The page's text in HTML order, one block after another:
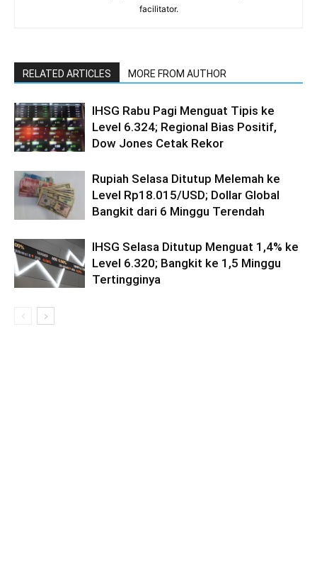
facilitator.
RELATED ARTICLES MORE FROM AUTHOR
IHSG Rabu Pagi Menguat Tipis ke
Level 6.324; Regional Bias Positif,
Dow Jones Cetak Rekor
Rupiah Selasa Ditutup Melemah ke
Level Rp18.015/USD; Dollar Global
Bangkit dari 6 Minggu Terendah
IHSG Selasa Ditutup Menguat 1,4% ke
Level 6.320; Bangkit ke 1,5 Minggu
Tertingginya